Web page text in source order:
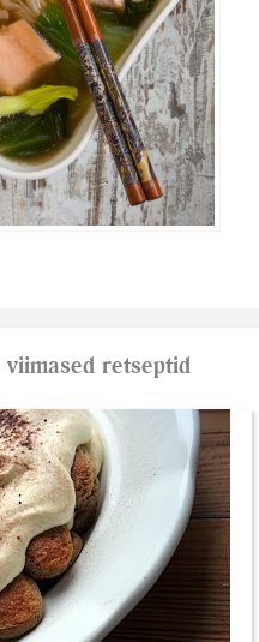
viimased retseptid